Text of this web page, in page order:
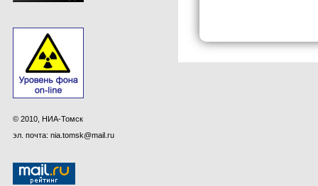
© 2010, НИА-Томск
эл. почта: nia.tomsk@mail.ru